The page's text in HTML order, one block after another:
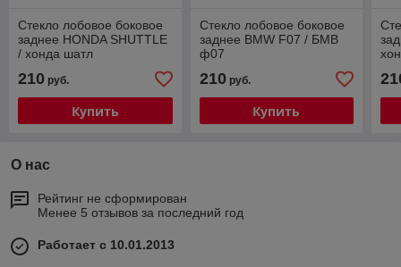
Стекло лобовое боковое
заднее HONDA SHUTTLE
/ хонда шатл
210 руб.
Купить
Стекло лобовое боковое
заднее BMW F07 / БМВ
ф07
210руб.
Купить
О нас
Рейтинг не сформирован
Менее 5 отзывов за последний год
Работает с 10.01.2013